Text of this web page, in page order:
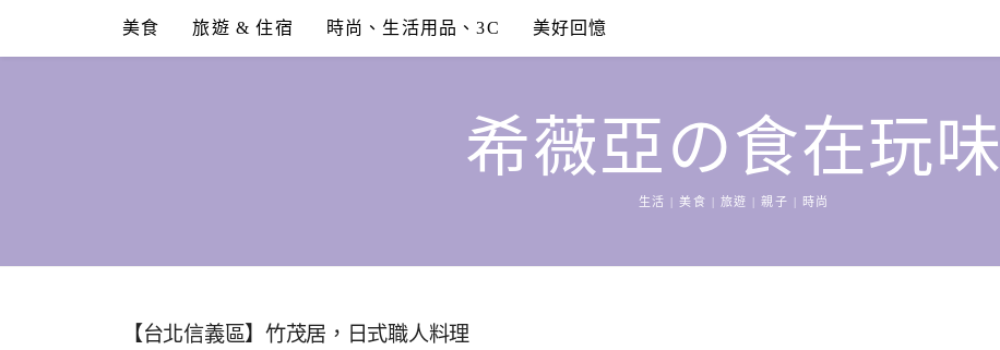
content
美食 旅遊 & 住宿 時尚、生活用品、3C 美好回憶
希薇亞の食在玩味
生活 | 美食 | 旅遊 | 親子 | 時尚
【台北信義區】竹茂居，日式職人料理